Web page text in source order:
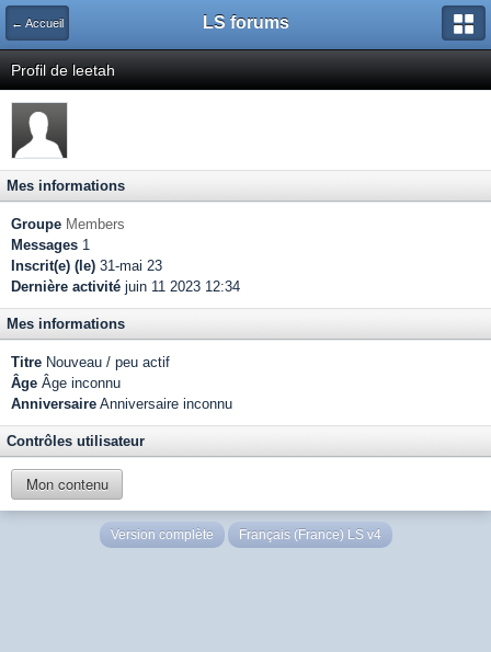
← Accueil LS forums
Profil de leetah
Mes informations
Groupe Members
Messages 1
Inscrit(e) (le) 31-mai 23
Dernière activité juin 11 2023 12:34
Mes informations
Titre Nouveau / peu actif
Âge Âge inconnu
Anniversaire Anniversaire inconnu
Contrôles utilisateur
Mon contenu
Version complète Français (France) LS v4